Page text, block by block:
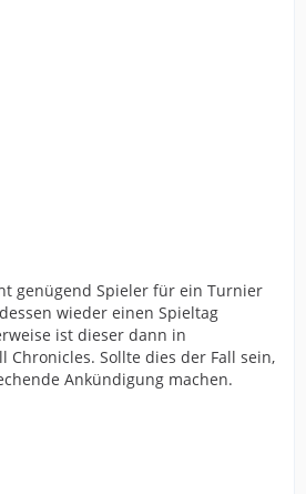
genügend Spieler für ein Turnier
wieder einen Spieltag
ist dieser dann in
Chronicles. Sollte dies der Fall sein,
Ankündigung machen.